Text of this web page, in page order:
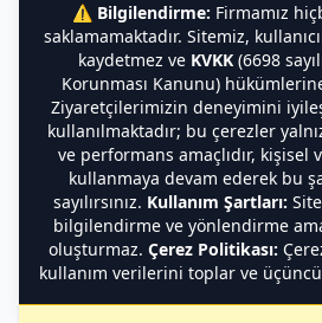
⚠️ Bilgilendirme: Firmamız
saklamamaktadır. Sitemiz,
kaydetmez ve KVKK(6698
Korunması Kanunu)
Ziyaretçilerimizin deneyimini
kullanılmaktadır; bu çerezler
ve performans amaçlıdır, kişisel
kullanmaya devam ederek bu
sayılırsınız. Kullanım Şartları:
bilgilendirme ve yönlendirme
oluşturmaz. Çerez Politikası:
kullanım verilerini toplar ve